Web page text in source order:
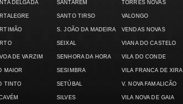
DELGADA
DE VARZIM
MAIOR
TINTO
SANTARÉM
SANTO TIRSO
S. JOÃO DA MADEIRA
SEIXAL
SENHORA DA HORA
SESIMBRA
SETÚBAL
SILVES
TORRES NOVAS
VALONGO
VENDAS NOVAS
VIANA DO CASTELO
VILA DO CONDE
VILA FRANCA DE XIRA
V. NOVA FAMALICÃO
VILA NOVA DE GAIA